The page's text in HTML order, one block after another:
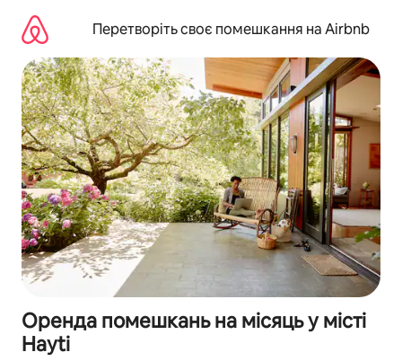
вмісту
Перетворіть своє помешкання на Airbnb
Оренда помешкань на місяць у місті
Hayti